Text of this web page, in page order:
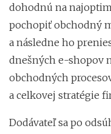
dohodnú na
pochopiť obchodný
a následne ho
dnešných e-shopov
obchodných
a celkovej stratégie
Dodávateľ sa po